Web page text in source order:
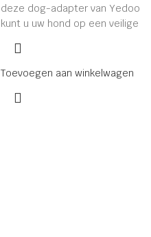
deze dog-adapter van Yedoo
kunt u uw hond op een veilige
Toevoegen aan winkelwagen